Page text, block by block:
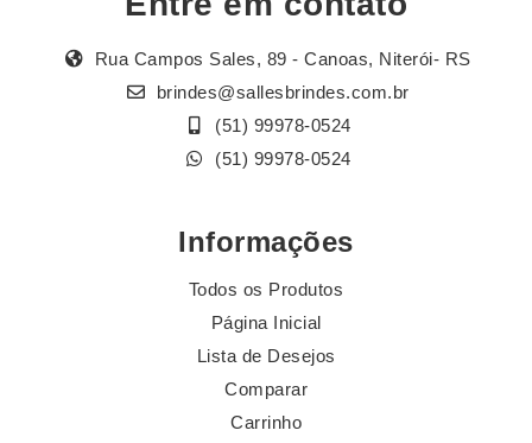
Rua Campos Sales, 89 - Canoas, Niterói- RS
brindes@sallesbrindes.com.br
(51) 99978-0524
(51) 99978-0524
Informações
Todos os Produtos
Página Inicial
Lista de Desejos
Comparar
Carrinho